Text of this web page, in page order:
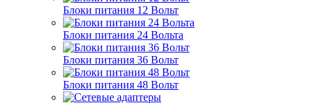
Блоки питания 12 Вольт
Блоки питания 24 Вольта
Блоки питания 36 Вольт
Блоки питания 48 Вольт